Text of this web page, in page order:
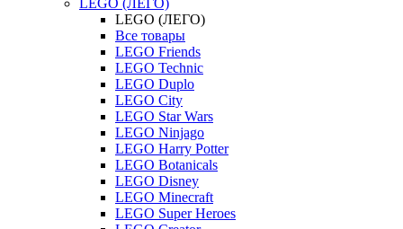
LEGO (ЛЕГО)
LEGO (ЛЕГО)
Все товары
LEGO Friends
LEGO Technic
LEGO Duplo
LEGO City
LEGO Star Wars
LEGO Ninjago
LEGO Harry Potter
LEGO Botanicals
LEGO Disney
LEGO Minecraft
LEGO Super Heroes